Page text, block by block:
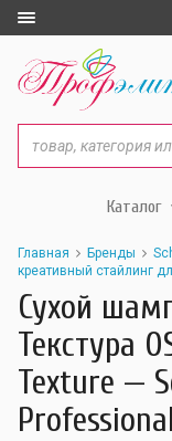
Каталог
Главная Бренды
креативный стайлинг
Сухой
Текстура
Texture —
Professional